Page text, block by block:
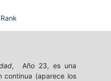
, Año 23, es una
continua (aparece los